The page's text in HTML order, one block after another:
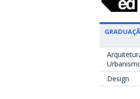
Design